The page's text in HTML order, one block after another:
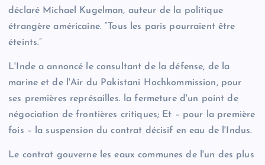
déclaré Michael Kugelman, auteur de la politique
étrangère américaine. “Tous les paris pourraient être
éteints.”
L'Inde a annoncé le consultant de la défense, de la
marine et de l'Air du Pakistani Hochkommission, pour
ses premières représailles. la fermeture d'un point de
négociation de frontières critiques; Et – pour la première
fois – la suspension du contrat décisif en eau de l'Indus.
Le contrat gouverne les eaux communes de l'un des plus